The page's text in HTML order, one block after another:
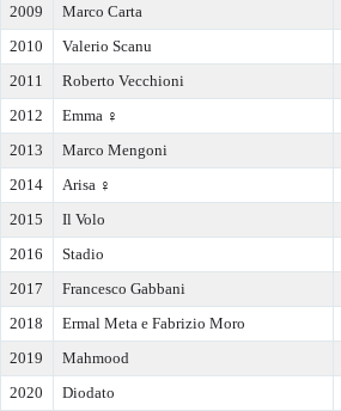
2009
Marco Carta
2010
Valerio Scanu
2011
Roberto Vecchioni
2012
Emma ♀️
2013
Marco Mengoni
2014
Arisa ♀️
2015
Il Volo
2016
Stadio
2017
Francesco Gabbani
2018
Ermal Meta e Fabrizio Moro
2019
Mahmood
2020
Diodato